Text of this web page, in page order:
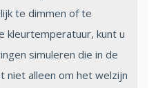
te dimmen of te
kleurtemperatuur, kunt u
simuleren die in de
niet alleen om het welzijn